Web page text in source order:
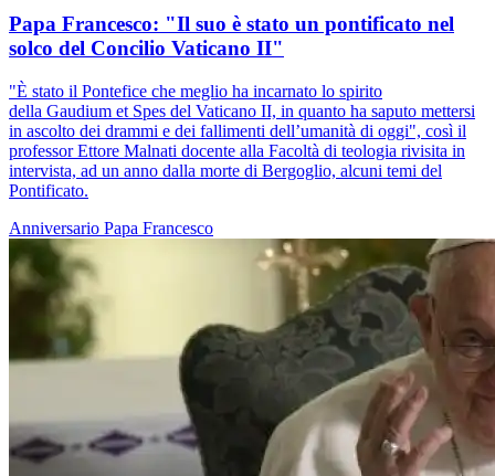
Papa Francesco: "Il suo è stato un pontificato nel
solco del Concilio Vaticano II"
"È stato il Pontefice che meglio ha incarnato lo spirito
della Gaudium et Spes del Vaticano II, in quanto ha saputo mettersi
in ascolto dei drammi e dei fallimenti dell’umanità di oggi", così il
professor Ettore Malnati docente alla Facoltà di teologia rivisita in
intervista, ad un anno dalla morte di Bergoglio, alcuni temi del
Pontificato.
Anniversario Papa Francesco